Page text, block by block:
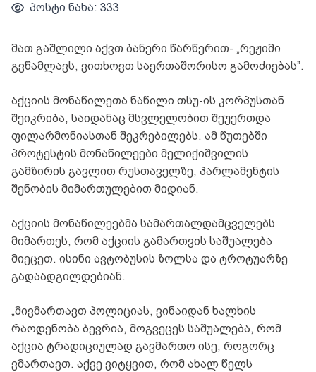
პოსტი ნახა: 333
მათ გაშლილი აქვთ ბანერი წარწერით- „რეჟიმი
გვწამლავს, ვითხოვთ საერთაშორისო გამოძიებას”.
აქციის მონაწილეთა ნაწილი თსუ-ის კორპუსთან
შეიკრიბა, საიდანაც მსვლელობით შეუერთდა
ფილარმონიასთან შეკრებილებს. ამ წუთებში
პროტესტის მონაწილეები მელიქიშვილის
გამზირის გავლით რუსთაველზე, პარლამენტის
შენობის მიმართულებით მიდიან.
აქციის მონაწილეებმა სამართალდამცველებს
მიმართეს, რომ აქციის გამართვის საშუალება
მიეცეთ. ისინი ავტობუსის ზოლსა და ტროტუარზე
გადაადგილდებიან.
„მივმართავთ პოლიციას, ვინაიდან ხალხის
რაოდენობა ბევრია, მოგვეცეს საშუალება, რომ
აქცია ტრადიციულად გავმართო ისე, როგორც
ვმართავთ. აქვე ვიტყვით, რომ ახალ წელს